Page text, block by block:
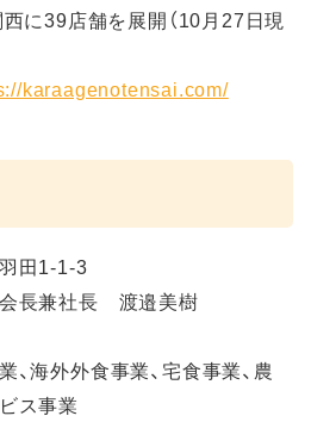
西に39店舗を展開（10月27日現
karaagenotensai.com/
田1-1-3
会長兼社長 渡邉美樹
、海外外食事業、宅食事業、農
ス事業